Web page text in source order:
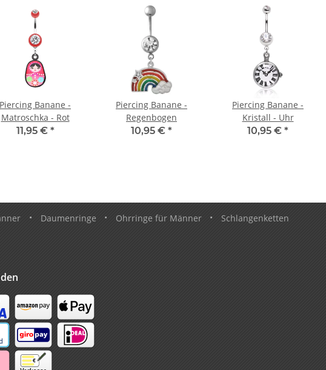
Piercing Banane -
Matroschka - Rot
11,95 € *
Piercing Banane -
Regenbogen
10,95 € *
Piercing Banane -
Kristall - Uhr
10,95 € *
• Daumenringe • Ohrringe für Männer • Schlangenketten